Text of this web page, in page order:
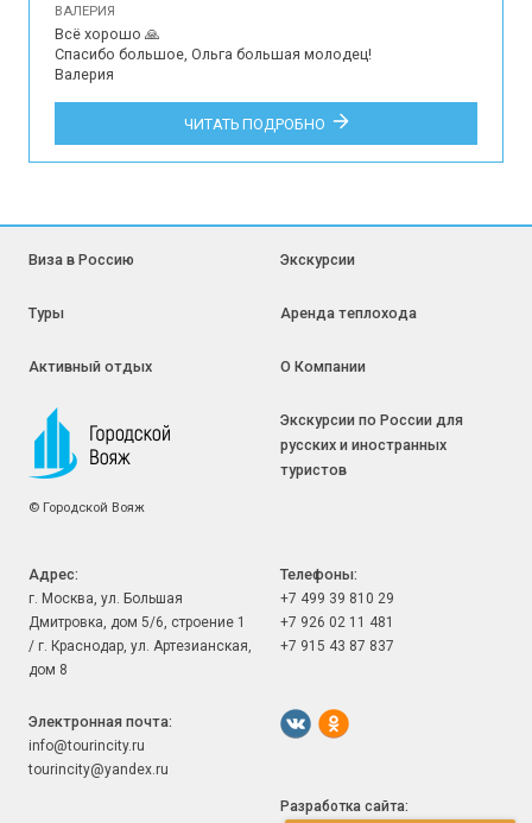
ВАЛЕРИЯ
Всё хорошо 🙏
Спасибо большое, Ольга большая молодец!
Валерия
Впечатления наших туристов об участии в индивидуальной
обзорной экскурсии по Краснодару для 3 гостей на
ЧИТАТЬ ПОДРОБНО
Виза в Россию Экскурсии
Туры Аренда теплохода
Активный отдых О Компании
© Городской Вояж
Экскурсии по России для
русских и иностранных
туристов
Адрес:
г. Москва, ул. Большая
Дмитровка, дом 5/6, строение 1
/ г. Краснодар, ул. Артезианская,
дом 8
Телефоны:
+7 499 39 810 29
+7 926 02 11 481
+7 915 43 87 837
Электронная почта:
info@tourincity.ru
tourincity@yandex.ru
Разработка сайта: